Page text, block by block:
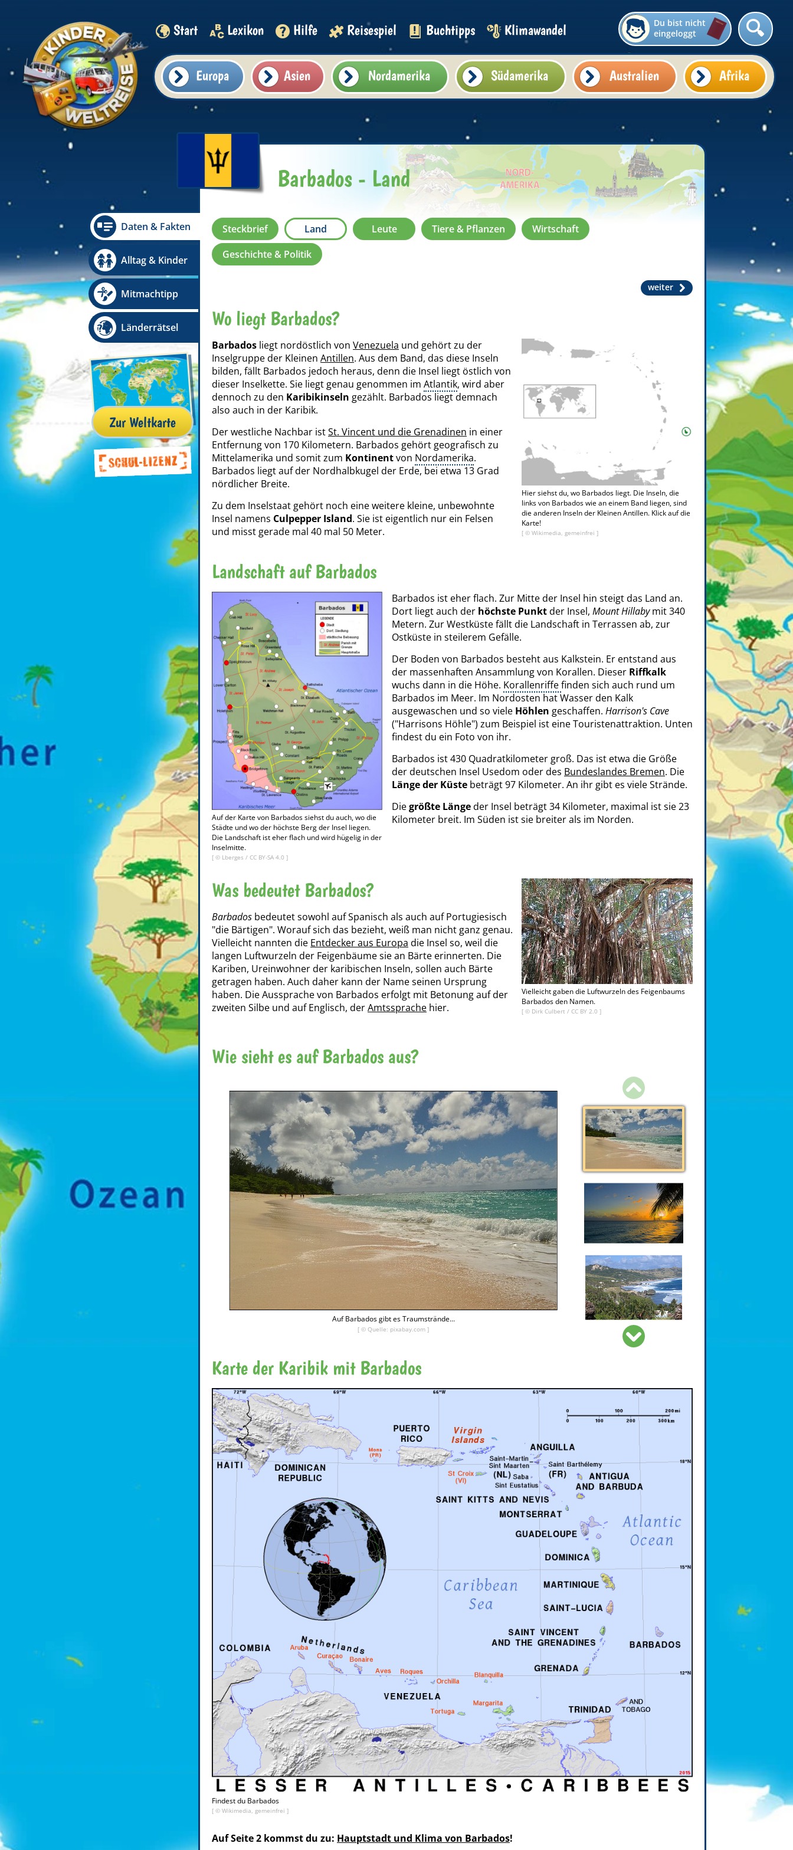
Start Lexikon Hilfe Reisespiel Buchtipps Klimawandel
Du bist nicht
eingeloggt
Europa Asien Nordamerika Südamerika Australien Afrika
Daten & Fakten
Alltag & Kinder
Mitmachtipp
Länderrätsel
Zur Weltkarte
Barbados - Land
Steckbrief Land Leute Tiere & Pflanzen
Wirtschaft
Geschichte & Politik
weiter
Wo liegt Barbados?
Hier siehst du, wo Barbados liegt. Die Inseln, die
links von Barbados wie an einem Band liegen, sind
die anderen Inseln der Kleinen Antillen. Klick auf die
Karte!
[ © Wikimedia, gemeinfrei ]
Barbados liegt nordöstlich von Venezuela und gehört zu der
Inselgruppe der Kleinen Antillen. Aus dem Band, das diese Inseln
bilden, fällt Barbados jedoch heraus, denn die Insel liegt östlich von
dieser Inselkette. Sie liegt genau genommen im Atlantik, wird aber
dennoch zu den Karibikinseln gezählt. Barbados liegt demnach
also auch in der Karibik.
Der westliche Nachbar istSt. Vincent und die Grenadinen in einer
Entfernung von 170 Kilometern. Barbados gehört geografisch zu
Mittelamerika und somit zum Kontinentvon Nordamerika.
Barbados liegt auf der Nordhalbkugel der Erde, bei etwa 13 Grad
nördlicher Breite.
Zu dem Inselstaat gehört noch eine weitere kleine, unbewohnte
Insel namens Culpepper Island. Sie ist eigentlich nur ein Felsen
und misst gerade mal 40 mal 50 Meter.
Landschaft auf Barbados
Auf der Karte von Barbados siehst du auch, wo die
Städte und wo der höchste Berg der Insel liegen.
Die Landschaft ist eher flach und wird hügelig in der
Inselmitte.
[ © Lberges / CC BY-SA 4.0 ]
Barbados ist eher flach. Zur Mitte der Insel hin steigt das Land an.
Dort liegt auch der höchste Punktder Insel, Mount Hillabymit 340
Metern. Zur Westküste fällt die Landschaft in Terrassen ab, zur
Ostküste in steilerem Gefälle.
Der Boden von Barbados besteht aus Kalkstein. Er entstand aus
der massenhaften Ansammlung von Korallen. Dieser Riffkalk
wuchs dann in die Höhe. Korallenriffefinden sich auch rund um
Barbados im Meer. Im Nordosten hat Wasser den Kalk
ausgewaschen und so viele Höhlen geschaffen. Harrison's Cave
("Harrisons Höhle") zum Beispiel ist eine Touristenattraktion. Unten
findest du ein Foto von ihr.
Barbados ist 430 Quadratkilometer groß. Das ist etwa die Größe
der deutschen Insel Usedom oder des Bundeslandes Bremen. Die
Länge der Küste beträgt 97 Kilometer. An ihr gibt es viele Strände.
Diegrößte Längeder Insel beträgt 34 Kilometer, maximal ist sie 23
Kilometer breit. Im Süden ist sie breiter als im Norden.
Vielleicht gaben die Luftwurzeln des Feigenbaums
Barbados den Namen.
[ © Dirk Culbert / CC BY 2.0 ]
Was bedeutet Barbados?
Barbados bedeutet sowohl auf Spanisch als auch auf Portugiesisch
"die Bärtigen". Worauf sich das bezieht, weiß man nicht ganz genau.
Vielleicht nannten die Entdecker aus Europa die Insel so, weil die
langen Luftwurzeln der Feigenbäume sie an Bärte erinnerten. Die
Kariben, Ureinwohner der karibischen Inseln, sollen auch Bärte
getragen haben. Auch daher kann der Name seinen Ursprung
haben. Die Aussprache von Barbados erfolgt mit Betonung auf der
zweiten Silbe und auf Englisch, derAmtssprache hier.
Wie sieht es auf Barbados aus?
Auf Barbados gibt es Traumstrände...
[ © Quelle: pixabay.com ]
Karte der Karibik mit Barbados
Findest du Barbados
[ © Wikimedia, gemeinfrei ]
Auf Seite 2 kommst du zu: Hauptstadt und Klima von Barbados!